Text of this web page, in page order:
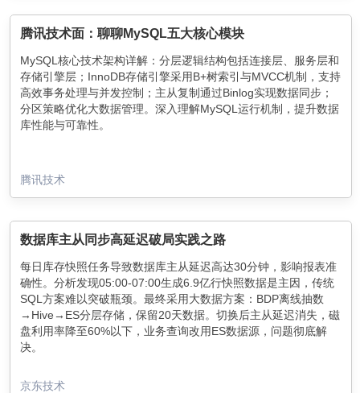
腾讯技术面：聊聊MySQL五大核心模块
MySQL核心技术架构详解：分层逻辑结构包括连接层、服务层和
存储引擎层；InnoDB存储引擎采用B+树索引与MVCC机制，支持
高效事务处理与并发控制；主从复制通过Binlog实现数据同步；
分区策略优化大数据管理。深入理解MySQL运行机制，提升数据
库性能与可靠性。
腾讯技术
数据库主从同步高延迟破局实践之路
每日库存快照任务导致数据库主从延迟高达30分钟，影响报表准
确性。分析发现05:00-07:00生成6.9亿行快照数据是主因，传统
SQL方案难以突破瓶颈。最终采用大数据方案：BDP离线抽数
→Hive→ES分层存储，保留20天数据。切换后主从延迟消失，磁
盘利用率降至60%以下，业务查询改用ES数据源，问题彻底解
决。
京东技术